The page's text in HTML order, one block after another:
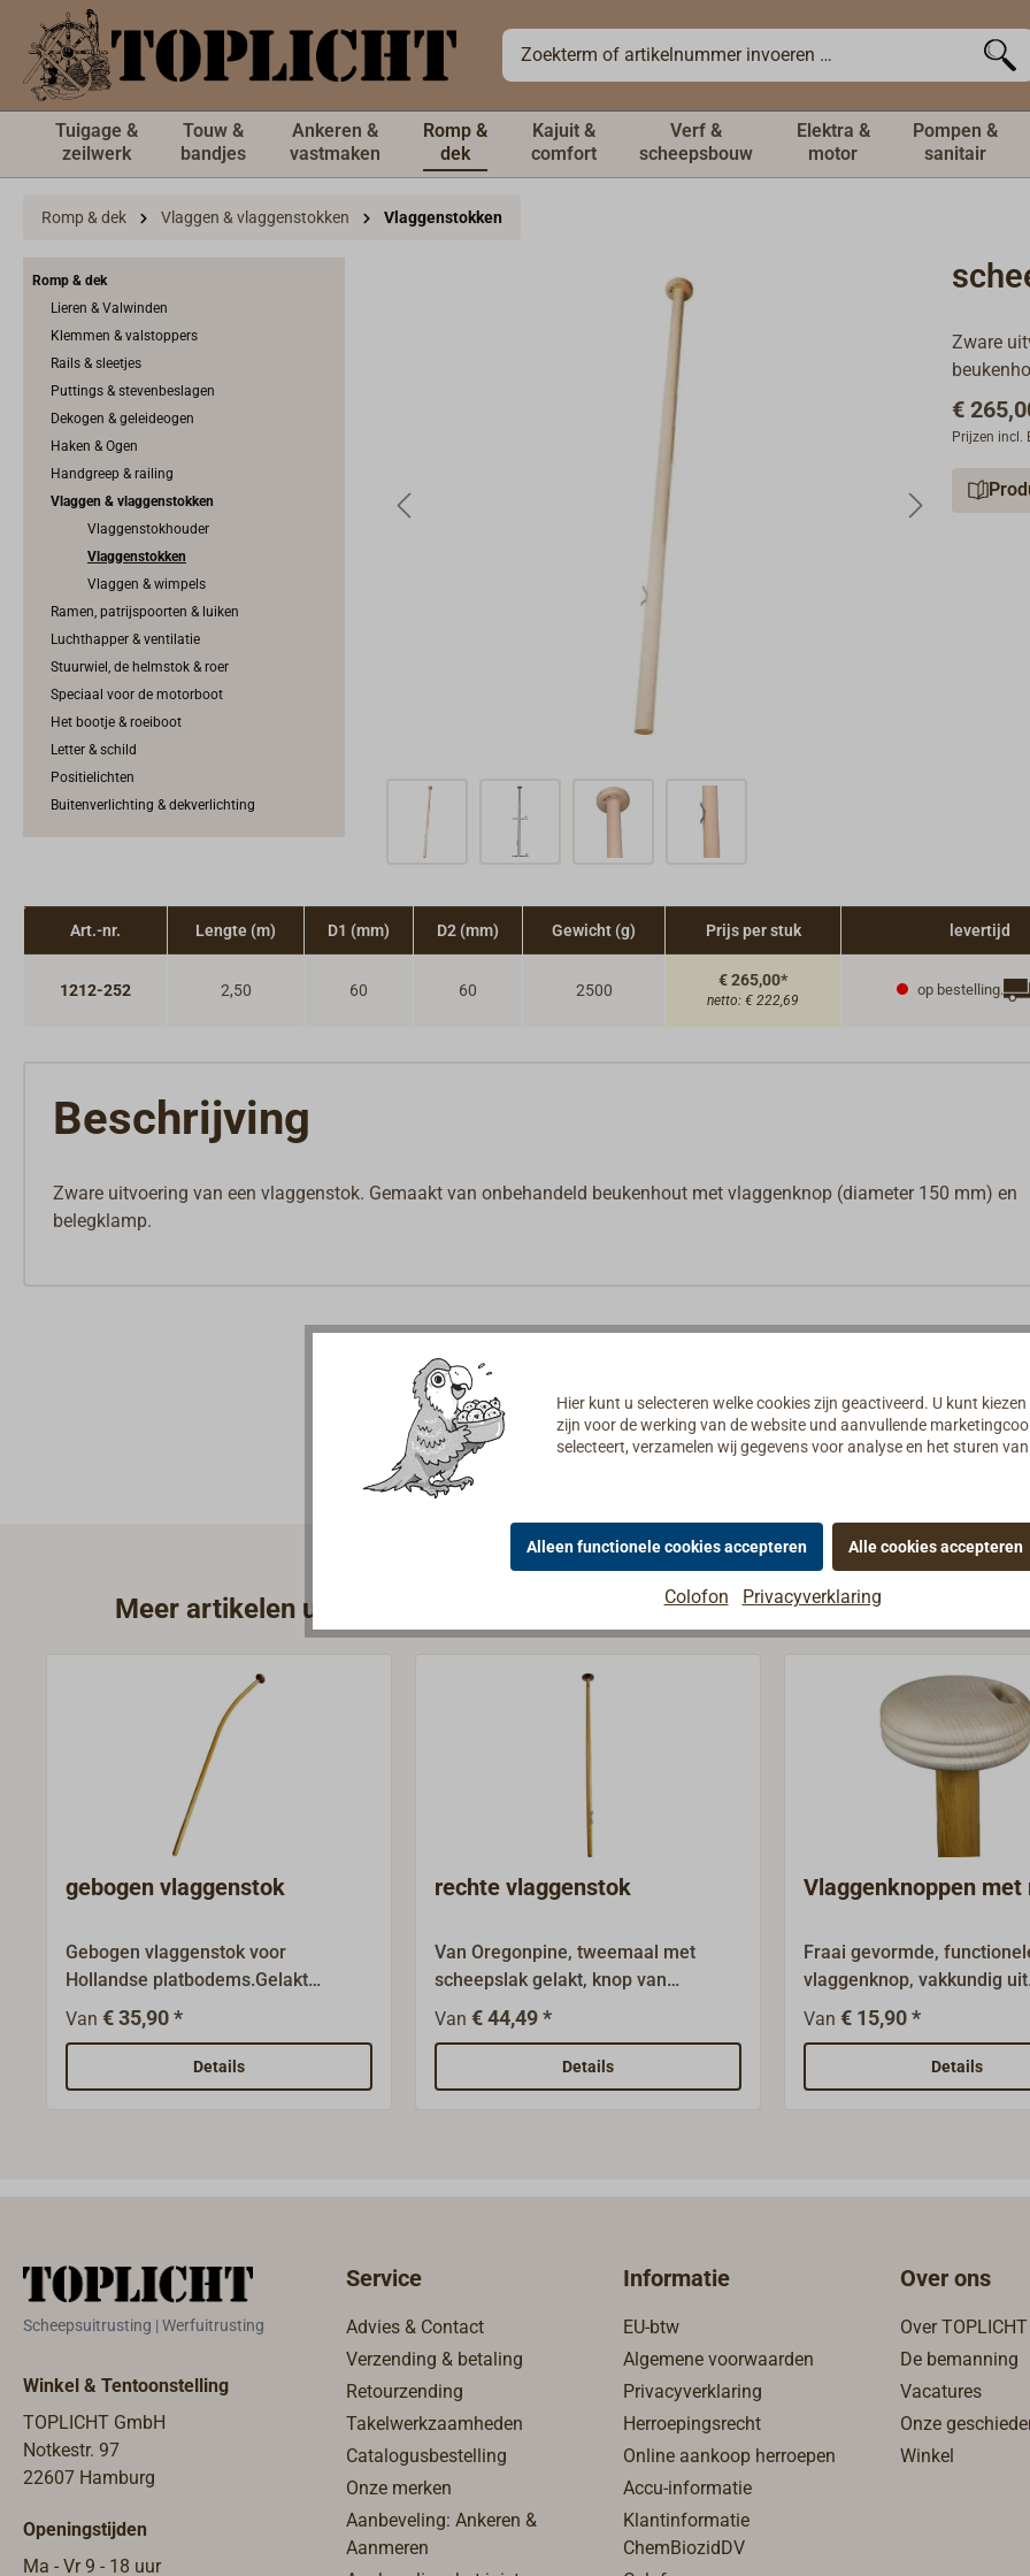
hoofdinhoud
Tuigage &
zeilwerk
Touw &
bandjes
Ankeren &
vastmaken
Romp &
dek
Kajuit &
comfort
Verf &
scheepsbouw
Elektra &
motor
Pompen &
sanitair
Romp & dek Vlaggen & vlaggenstokken Vlaggenstokken
Romp & dek
Lieren & Valwinden
Klemmen & valstoppers
Rails & sleetjes
Puttings & stevenbeslagen
Dekogen & geleideogen
Haken & Ogen
Handgreep & railing
Vlaggen & vlaggenstokken
Vlaggenstokhouder
Vlaggenstokken
Vlaggen & wimpels
Ramen, patrijspoorten & luiken
Luchthapper & ventilatie
Stuurwiel, de helmstok & roer
Speciaal voor de motorboot
Het bootje & roeiboot
Letter & schild
Positielichten
Buitenverlichting & dekverlichting
Zware
€
Prijzen incl.
Art.-nr. Lengte (m) D1 (mm) D2 (mm) Gewicht (g) Prijs per stuk levertijd
1212-252 2,50 60 60 2500
€ 265,00*
netto: € 222,69
op bestelling.
Beschrijving
Zware uitvoering van een vlaggenstok. Gemaakt van onbehandeld beukenhout met vlaggenknop (diameter 150 mm) en
belegklamp.
Meer artikelen uit de categorie Vlaggenstokken
gebogen vlaggenstok
Gebogen vlaggenstok voor
Hollandse platbodems.Gelakt
essenhout, met knop van
kersenhout, uitvoering zonder
klamp.Let op onze
verzendvoorwaarden voor pakketten
Van € 35,90 *
Details
rechte vlaggenstok
Van Oregonpine, tweemaal met
scheepslak gelakt, knop van
mahonie.Met belegklamp om de
vlaglijn te beleggen (0,40 m en 0,50
m, met schroefoog).
Van € 44,49 *
Details
Vlaggenknoppen met
Fraai gevormde,
vlaggenknop, vakkundig uit
essenhout gedraaid.Met
boring voor de
rollen van polyamide voor
6 - 8 mm.De knop is
Van € 15,90 *
Details
Scheepsuitrusting | Werfuitrusting
Winkel & Tentoonstelling
TOPLICHT GmbH
Notkestr. 97
22607 Hamburg
Openingstijden
Ma - Vr 9 - 18 uur
Service
Advies & Contact
Verzending & betaling
Retourzending
Takelwerkzaamheden
Catalogusbestelling
Onze merken
Aanbeveling: Ankeren &
Aanmeren
Informatie
EU-btw
Algemene voorwaarden
Privacyverklaring
Herroepingsrecht
Online aankoop herroepen
Accu-informatie
Klantinformatie
ChemBiozidDV
Over ons
Over TOPLICHT
De bemanning
Vacatures
Onze
Winkel
Hier kunt u selecteren welke cookies zijn geactiveerd. U kunt
zijn voor de werking van de website und aanvullende
selecteert, verzamelen wij gegevens voor analyse en het sturen
Alleen functionele cookies accepteren Alle cookies accepteren
Colofon Privacyverklaring